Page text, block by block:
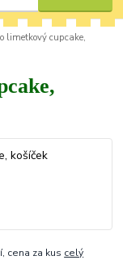
limetkový cupcake,
cena za kus celý